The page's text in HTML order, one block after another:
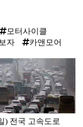
모터사이클
자 카앤모어
) 전국 고속도로